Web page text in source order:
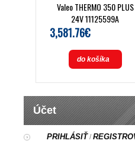
Valeo THERMO 350 PLUS
24V 11125599A
3,581.76€
do košíka
Účet
PRIHLÁSIŤ/